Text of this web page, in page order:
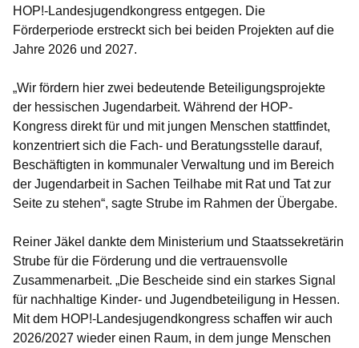
HOP!-Landesjugendkongress entgegen. Die
Förderperiode erstreckt sich bei beiden Projekten auf die
Jahre 2026 und 2027.
„Wir fördern hier zwei bedeutende Beteiligungsprojekte
der hessischen Jugendarbeit. Während der HOP-
Kongress direkt für und mit jungen Menschen stattfindet,
konzentriert sich die Fach- und Beratungsstelle darauf,
Beschäftigten in kommunaler Verwaltung und im Bereich
der Jugendarbeit in Sachen Teilhabe mit Rat und Tat zur
Seite zu stehen“, sagte Strube im Rahmen der Übergabe.
Reiner Jäkel dankte dem Ministerium und Staatssekretärin
Strube für die Förderung und die vertrauensvolle
Zusammenarbeit. „Die Bescheide sind ein starkes Signal
für nachhaltige Kinder- und Jugendbeteiligung in Hessen.
Mit dem HOP!-Landesjugendkongress schaffen wir auch
2026/2027 wieder einen Raum, in dem junge Menschen